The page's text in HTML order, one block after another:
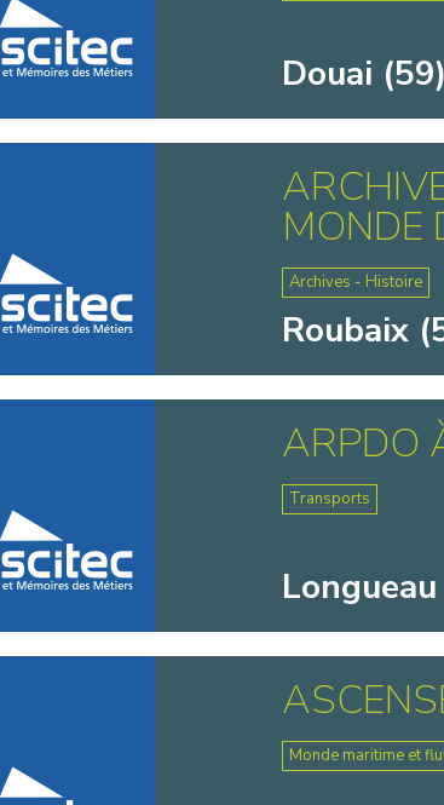
Douai (59)
MONDE
Archives - Histoire
Roubaix
ARPDO
Transports
Monde maritime et